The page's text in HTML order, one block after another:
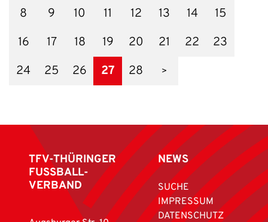
8
9 10 11 12 13 14
15
16
17 18 19 20 21 22
23
24
25 26 27 28
TFV-THÜRINGER
FUSSBALL-
VERBAND
NEWS
SUCHE
IMPRESSUM
DATENSCHUTZ